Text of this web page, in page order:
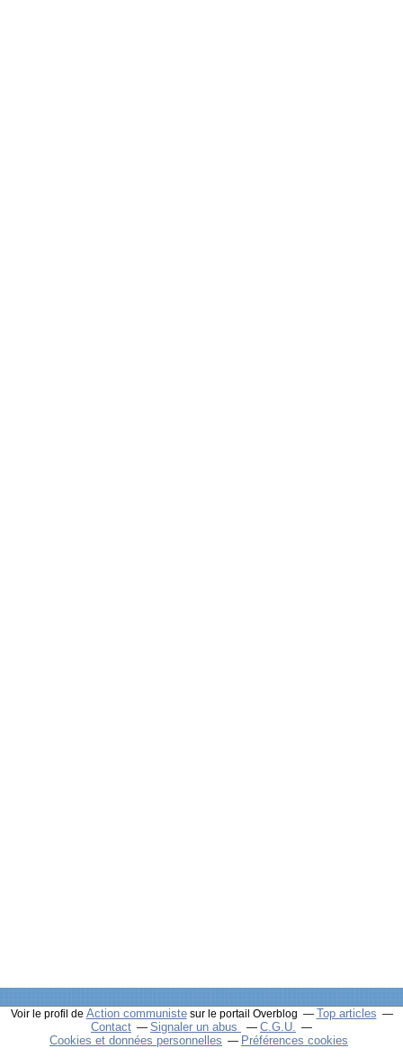
Voir le profil de Action communistesur le portail Overblog
Top articles
Contact
Signaler un abus
C.G.U.
Cookies et données personnelles
Préférences cookies